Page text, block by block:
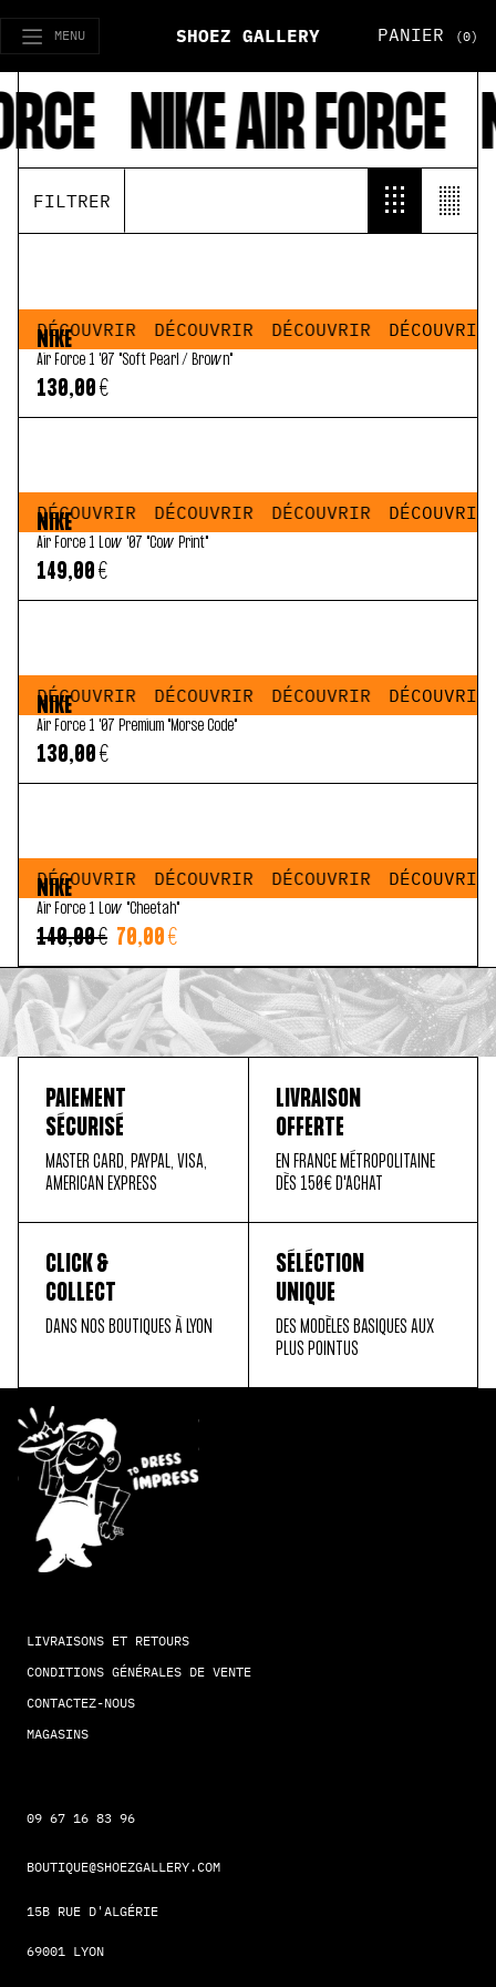
MENU SHOEZ GALLERY PANIER (0)
NIKE AIR FORCE
FILTRER
DÉCOUVRIR DÉCOUVRIR DÉCOUVRIR DÉCOUVRIR
NIKE
Air Force 1 '07 "Soft Pearl / Brown"
130,00 €
DÉCOUVRIR DÉCOUVRIR DÉCOUVRIR DÉCOUVRIR
NIKE
Air Force 1 Low '07 "Cow Print"
149,00 €
DÉCOUVRIR DÉCOUVRIR DÉCOUVRIR DÉCOUVRIR
NIKE
Air Force 1 '07 Premium "Morse Code"
130,00 €
DÉCOUVRIR DÉCOUVRIR DÉCOUVRIR DÉCOUVRIR
NIKE
Air Force 1 Low "Cheetah"
140,00 € 70,00 €
PAIEMENT
SÉCURISÉ
MASTER CARD, PAYPAL, VISA,
AMERICAN EXPRESS
LIVRAISON
OFFERTE
EN FRANCE MÉTROPOLITAINE
DÈS 150€ D'ACHAT
CLICK &
COLLECT
DANS NOS BOUTIQUES À LYON
SÉLÉCTION
UNIQUE
DES MODÈLES BASIQUES AUX
PLUS POINTUS
LIVRAISONS ET RETOURS
CONDITIONS GÉNÉRALES DE VENTE
CONTACTEZ-NOUS
MAGASINS
09 67 16 83 96
BOUTIQUE@SHOEZGALLERY.COM
15B RUE D'ALGÉRIE
69001 LYON